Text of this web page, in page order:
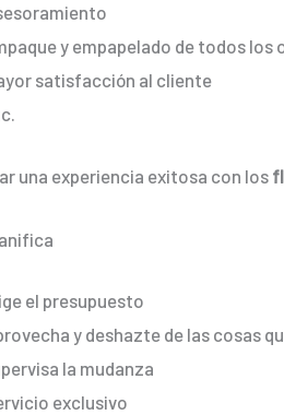
y empapelado de todos
satisfacción al cliente
una experiencia exitosa con los
el presupuesto
y deshazte de las cosas
la mudanza
exclusivo